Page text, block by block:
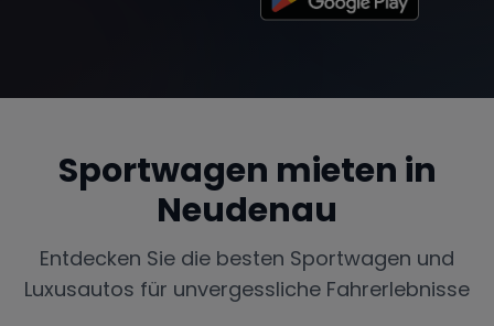
Sportwagen mieten in
Neudenau
Entdecken Sie die besten Sportwagen und
Luxusautos für unvergessliche Fahrerlebnisse